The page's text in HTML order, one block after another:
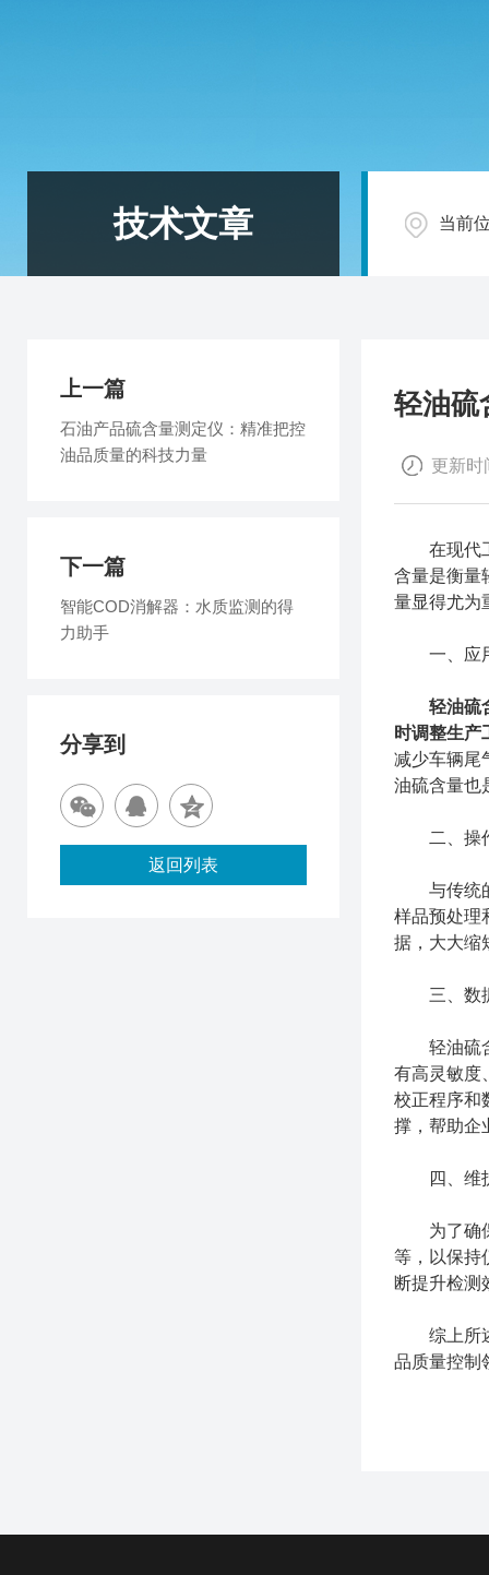
技术文章 当前
轻油硫
更新时
在现代工
含量是衡量
量显得尤为
一、应
轻油硫
时调整生
减少车辆尾
油硫含量也
二、操
与传统的
样品预处理
据，大大缩
三、数
轻油硫含
有高灵敏度
校正程序和
撑，帮助企
四、维
为了确保
等，以保持
断提升检测
综上所述
品质量控制
上一篇
石油产品硫含量测定仪：精准把控
油品质量的科技力量
下一篇
智能COD消解器：水质监测的得
力助手
分享到
返回列表